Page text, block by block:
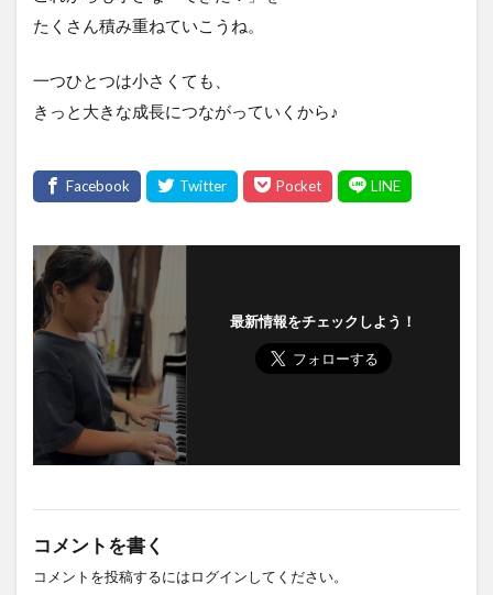
たくさん積み重ねていこうね。
一つひとつは小さくても、
きっと大きな成長につながっていくから♪
最新情報をチェックしよう！
コメントを書く
コメントを投稿するにはログインしてください。